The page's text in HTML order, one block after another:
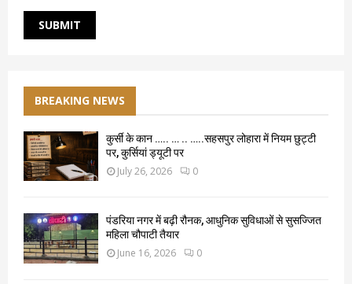
BREAKING NEWS
कुर्सी के कान ….. … .. …..सहसपुर लोहारा में नियम छुट्टी
पर, कुर्सियां ड्यूटी पर
July 26, 2026 0
पंडरिया नगर में बढ़ी रौनक, आधुनिक सुविधाओं से सुसज्जित
महिला चौपाटी तैयार
June 16, 2026 0